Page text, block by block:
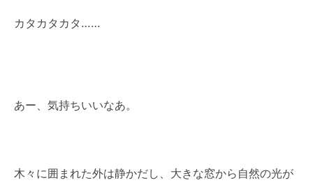
カタカタカタ……
あー、気持ちいいなあ。
木々に囲まれた外は静かだし、大きな窓から自然の光が